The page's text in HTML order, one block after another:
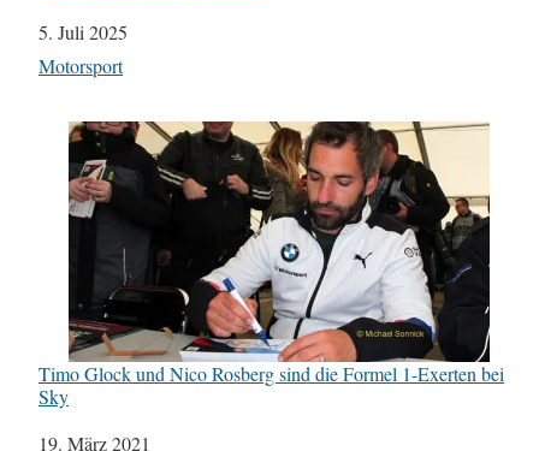
Datum
5. Juli 2025
In Bezug auf
Motorsport
Timo Glock und Nico Rosberg sind die Formel 1-Exerten bei
Sky
Datum
19. März 2021